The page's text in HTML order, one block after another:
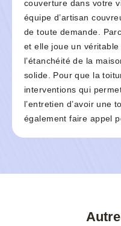
couverture dans votre
équipe d’artisan
de toute demande.
et elle joue un
l’étanchéité de la
solide. Pour que la
interventions qui
l’entretien d’avoir une
également faire appel